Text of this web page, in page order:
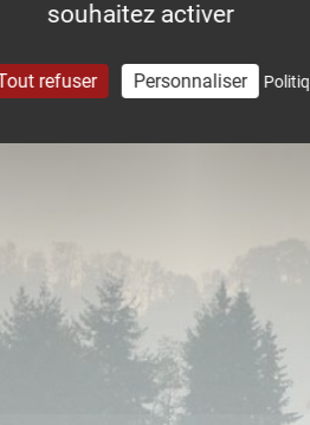
dans le suivi
souhaitez activer
refuser Personnaliser